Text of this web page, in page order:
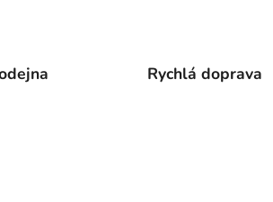
Rychlá doprava